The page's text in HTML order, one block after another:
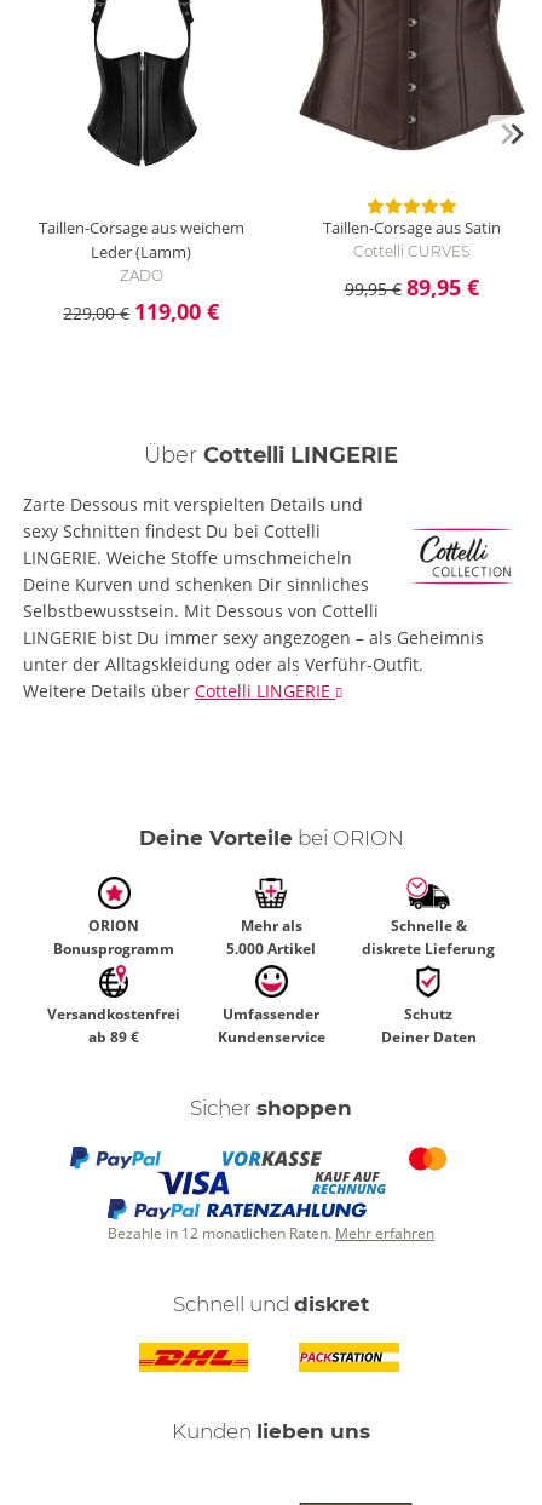
Taillen-Corsage aus weichem
Leder (Lamm)
ZADO
229,00 € 119,00 €
Taillen-Corsage aus Satin
Cottelli CURVES
99,95 € 89,95 €
Über Cottelli LINGERIE
Zarte Dessous mit verspielten Details und
sexy Schnitten findest Du bei Cottelli
LINGERIE. Weiche Stoffe umschmeicheln
Deine Kurven und schenken Dir sinnliches
Selbstbewusstsein. Mit Dessous von Cottelli
LINGERIE bist Du immer sexy angezogen – als Geheimnis
unter der Alltagskleidung oder als Verführ-Outfit.
Weitere Details über Cottelli LINGERIE
Deine Vorteilebei ORION
ORION
Bonusprogramm
Mehr als
5.000 Artikel
Schnelle &
diskrete Lieferung
Versandkostenfrei
ab 89 €
Umfassender
Kundenservice
Schutz
Deiner Daten
Sicher shoppen
Bezahle in 12 monatlichen Raten. Mehr erfahren
Schnell und diskret
Kunden lieben uns